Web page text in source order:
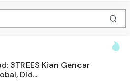
3TREES Kian Gencar
Did...